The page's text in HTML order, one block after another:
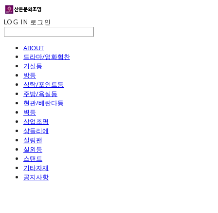
LOG IN 로그인
ABOUT
드라마/영화협찬
거실등
방등
식탁/포인트등
주방/욕실등
현관/베란다등
벽등
상업조명
샹들리에
실링팬
실외등
스탠드
기타자재
공지사항